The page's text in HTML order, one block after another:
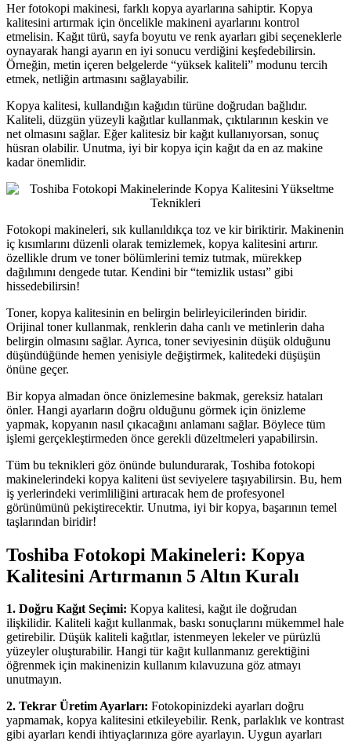
Her fotokopi makinesi, farklı kopya ayarlarına sahiptir. Kopya
kalitesini artırmak için öncelikle makineni ayarlarını kontrol
etmelisin. Kağıt türü, sayfa boyutu ve renk ayarları gibi seçeneklerle
oynayarak hangi ayarın en iyi sonucu verdiğini keşfedebilirsin.
Örneğin, metin içeren belgelerde “yüksek kaliteli” modunu tercih
etmek, netliğin artmasını sağlayabilir.
Kopya kalitesi, kullandığın kağıdın türüne doğrudan bağlıdır.
Kaliteli, düzgün yüzeyli kağıtlar kullanmak, çıktılarının keskin ve
net olmasını sağlar. Eğer kalitesiz bir kağıt kullanıyorsan, sonuç
hüsran olabilir. Unutma, iyi bir kopya için kağıt da en az makine
kadar önemlidir.
Fotokopi makineleri, sık kullanıldıkça toz ve kir biriktirir. Makinenin
iç kısımlarını düzenli olarak temizlemek, kopya kalitesini artırır.
özellikle drum ve toner bölümlerini temiz tutmak, mürekkep
dağılımını dengede tutar. Kendini bir “temizlik ustası” gibi
hissedebilirsin!
Toner, kopya kalitesinin en belirgin belirleyicilerinden biridir.
Orijinal toner kullanmak, renklerin daha canlı ve metinlerin daha
belirgin olmasını sağlar. Ayrıca, toner seviyesinin düşük olduğunu
düşündüğünde hemen yenisiyle değiştirmek, kalitedeki düşüşün
önüne geçer.
Bir kopya almadan önce önizlemesine bakmak, gereksiz hataları
önler. Hangi ayarların doğru olduğunu görmek için önizleme
yapmak, kopyanın nasıl çıkacağını anlamanı sağlar. Böylece tüm
işlemi gerçekleştirmeden önce gerekli düzeltmeleri yapabilirsin.
Tüm bu teknikleri göz önünde bulundurarak, Toshiba fotokopi
makinelerindeki kopya kaliteni üst seviyelere taşıyabilirsin. Bu, hem
iş yerlerindeki verimliliğini artıracak hem de profesyonel
görünümünü pekiştirecektir. Unutma, iyi bir kopya, başarının temel
taşlarından biridir!
Toshiba Fotokopi Makineleri: Kopya
Kalitesini Artırmanın 5 Altın Kuralı
1. Doğru Kağıt Seçimi: Kopya kalitesi, kağıt ile doğrudan
ilişkilidir. Kaliteli kağıt kullanmak, baskı sonuçlarını mükemmel hale
getirebilir. Düşük kaliteli kağıtlar, istenmeyen lekeler ve pürüzlü
yüzeyler oluşturabilir. Hangi tür kağıt kullanmanız gerektiğini
öğrenmek için makinenizin kullanım kılavuzuna göz atmayı
unutmayın.
2. Tekrar Üretim Ayarları: Fotokopinizdeki ayarları doğru
yapmamak, kopya kalitesini etkileyebilir. Renk, parlaklık ve kontrast
gibi ayarları kendi ihtiyaçlarınıza göre ayarlayın. Uygun ayarları